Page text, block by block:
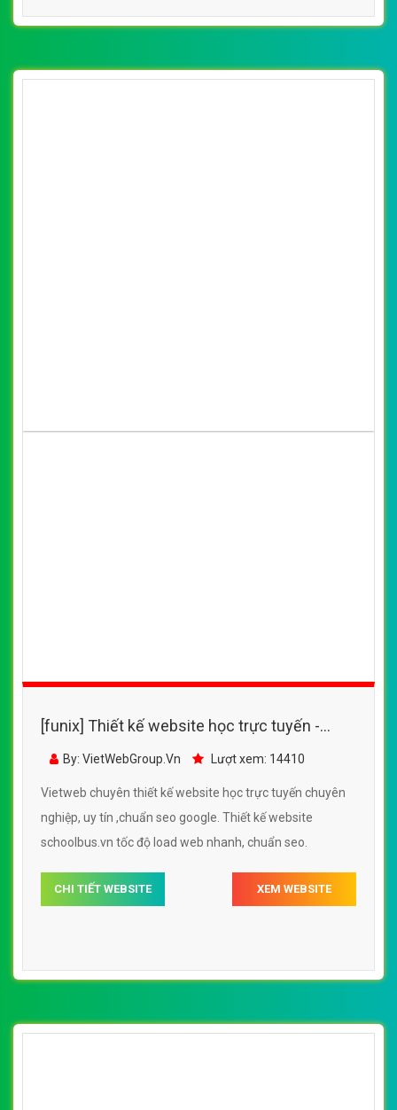
[funix] Thiết kế website học trực tuyến -
schoolbus.vn đẹp SEO tốt
By: VietWebGroup.Vn Lượt xem: 14410
Vietweb chuyên thiết kế website học trực tuyến chuyên
nghiệp, uy tín ,chuẩn seo google. Thiết kế website
schoolbus.vn tốc độ load web nhanh, chuẩn seo.
CHI TIẾT WEBSITE XEM WEBSITE